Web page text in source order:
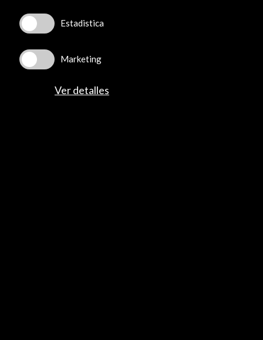
Residencias
Noticias
Multimedia
Cultura en Red
Boletín digital
Estadistica
Marketing
Ver detalles